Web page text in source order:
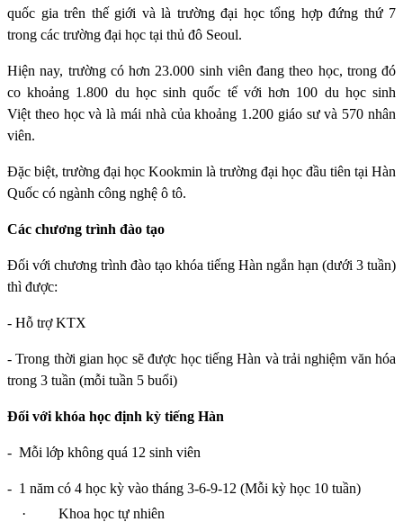
quốc gia trên thế giới và là trường đại học tổng hợp đứng thứ 7
trong các trường đại học tại thủ đô Seoul.
Hiện nay, trường có hơn 23.000 sinh viên đang theo học, trong đó
co khoảng 1.800 du học sinh quốc tế với hơn 100 du học sinh
Việt theo học và là mái nhà của khoảng 1.200 giáo sư và 570 nhân
viên.
Đặc biệt, trường đại học Kookmin là trường đại học đầu tiên tại Hàn
Quốc có ngành công nghệ ô tô.
Các chương trình đào tạo
Đối với chương trình đào tạo khóa tiếng Hàn ngắn hạn (dưới 3 tuần)
thì được:
- Hỗ trợ KTX
- Trong thời gian học sẽ được học tiếng Hàn và trải nghiệm văn hóa
trong 3 tuần (mỗi tuần 5 buổi)
Đối với khóa học định kỳ tiếng Hàn
- Mỗi lớp không quá 12 sinh viên
- 1 năm có 4 học kỳ vào tháng 3-6-9-12 (Mỗi kỳ học 10 tuần)
·
Khoa học tự nhiên